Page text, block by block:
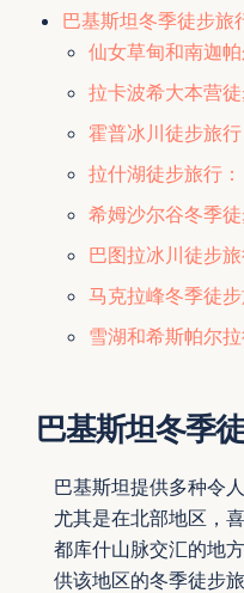
巴基斯坦冬季徒步旅
仙女草甸和南迦
拉卡波希大本营徒
霍普冰川徒步旅行
拉什湖徒步旅行：
希姆沙尔谷冬季徒
巴图拉冰川徒步旅
马克拉峰冬季徒步
雪湖和希斯帕尔拉
巴基斯坦冬季
巴基斯坦提供多种令
尤其是在北部地区，
都库什山脉交汇的地
供该地区的冬季徒步